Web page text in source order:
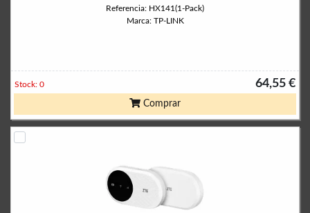
Referencia: HX141(1-Pack)
Marca: TP-LINK
64,55 €
Stock: 0
Comprar